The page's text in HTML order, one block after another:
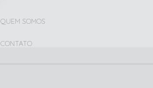
QUEM SOMOS
CONTATO